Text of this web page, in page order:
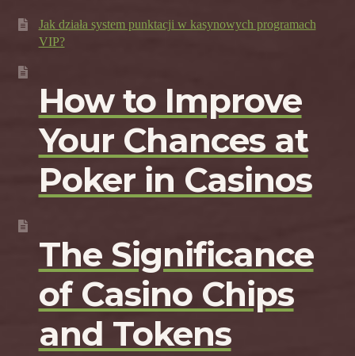
Jak działa system punktacji w kasynowych programach
VIP?
How to Improve
Your Chances at
Poker in Casinos
The Significance
of Casino Chips
and Tokens